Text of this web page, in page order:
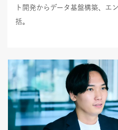
ト開発からデータ基盤構築、エ
括。